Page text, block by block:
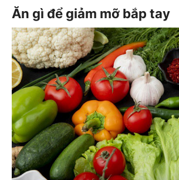
Ăn gì để giảm mỡ bắp tay